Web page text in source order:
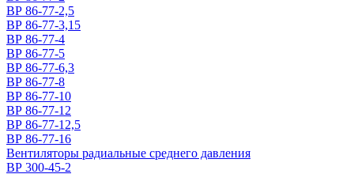
ВР 86-77-2,5
ВР 86-77-3,15
ВР 86-77-4
ВР 86-77-5
ВР 86-77-6,3
ВР 86-77-8
ВР 86-77-10
ВР 86-77-12
ВР 86-77-12,5
ВР 86-77-16
Вентиляторы радиальные среднего давления
ВР 300-45-2